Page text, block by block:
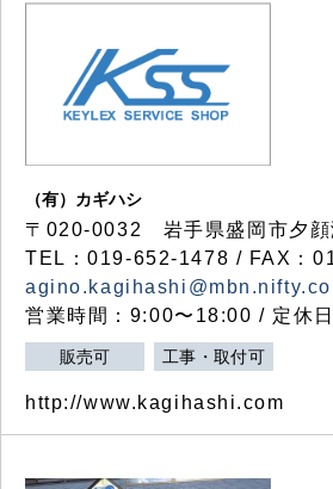
（有）カギハシ
〒020-0032 岩手県盛岡市夕
TEL：019-652-1478 / FAX：
営業時間：9:00〜18:00 / 定休
販売可 工事・取付可
http://www.kagihashi.com